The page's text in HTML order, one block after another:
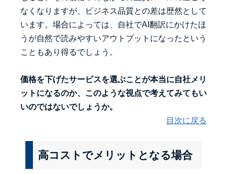
なくなりますが、ビジネス品質との差は歴然として
います。場合によっては、自社でAI翻訳にかけたほ
うが自然で読みやすいアウトプットになったという
こともあり得るでしょう。
価格を下げたサービスを選ぶことが本当に自社メリ
ットになるのか、このような視点で考えてみてもい
いのではないでしょうか。
目次に戻る
高コストでメリットとなる場合